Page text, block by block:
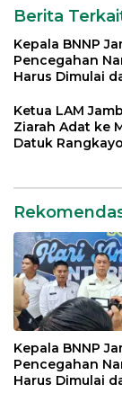
Berita
Kepala BNNP
Pencegahan
Harus Dimulai
Indonesia
Ketua LAM
Ziarah Adat ke
Datuk
Kepala BNNP
Pencegahan
Harus Dimulai